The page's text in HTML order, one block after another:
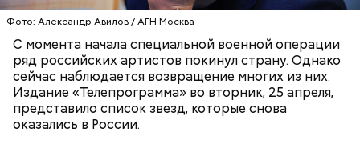
Фото: Александр Авилов / АГН Москва
С момента начала специальной военной операции
ряд российских артистов покинул страну. Однако
сейчас наблюдается возвращение многих из них.
Издание «Телепрограмма» во вторник, 25 апреля,
представило список звезд, которые снова
оказались в России.